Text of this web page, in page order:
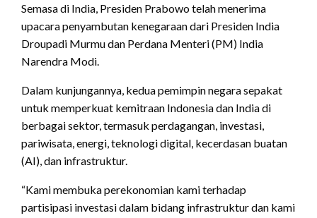
Semasa di India, Presiden Prabowo telah menerima
upacara penyambutan kenegaraan dari Presiden India
Droupadi Murmu dan Perdana Menteri (PM) India
Narendra Modi.
Dalam kunjungannya, kedua pemimpin negara sepakat
untuk memperkuat kemitraan Indonesia dan India di
berbagai sektor, termasuk perdagangan, investasi,
pariwisata, energi, teknologi digital, kecerdasan buatan
(AI), dan infrastruktur.
“Kami membuka perekonomian kami terhadap
partisipasi investasi dalam bidang infrastruktur dan kami